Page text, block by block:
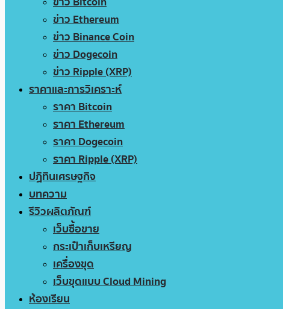
ข่าว Ethereum
ข่าว Binance Coin
ข่าว Dogecoin
ข่าว Ripple (XRP)
ราคาและการวิเคราะห์
ราคา Bitcoin
ราคา Ethereum
ราคา Dogecoin
ราคา Ripple (XRP)
ปฏิทินเศรษฐกิจ
บทความ
รีวิวผลิตภัณฑ์
เว็บซื้อขาย
กระเป๋าเก็บเหรียญ
เครื่องขุด
เว็บขุดแบบ Cloud Mining
ห้องเรียน